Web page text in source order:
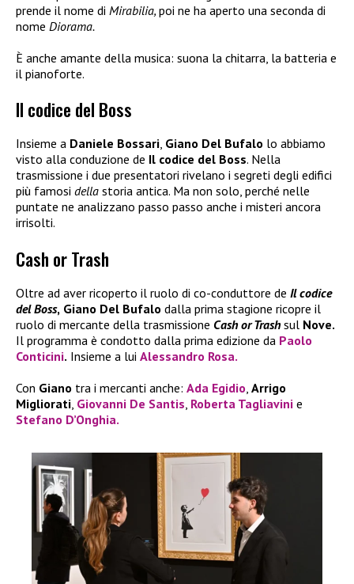
prende il nome di Mirabilia, poi ne ha aperto una seconda di
nome Diorama.
È anche amante della musica: suona la chitarra, la batteria e
il pianoforte.
Il codice del Boss
Insieme a Daniele Bossari, Giano Del Bufalo lo abbiamo
visto alla conduzione de Il codice del Boss. Nella
trasmissione i due presentatori rivelano i segreti degli edifici
più famosi della storia antica. Ma non solo, perché nelle
puntate ne analizzano passo passo anche i misteri ancora
irrisolti.
Cash or Trash
Oltre ad aver ricoperto il ruolo di co-conduttore de Il codice
del Boss, Giano Del Bufalo dalla prima stagione ricopre il
ruolo di mercante della trasmissione Cash or Trashsul Nove.
Il programma è condotto dalla prima edizione da Paolo
Conticini. Insieme a lui Alessandro Rosa.
Con Giano tra i mercanti anche: Ada Egidio Arrigo
Migliorati Giovanni De Santis Roberta Tagliavini e
Stefano D’Onghia.